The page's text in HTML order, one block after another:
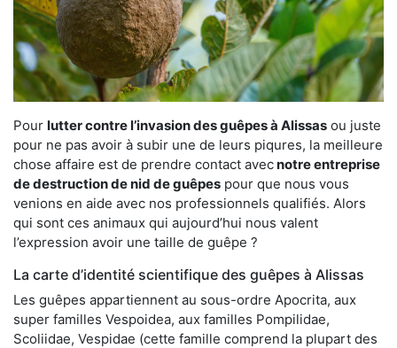
Pour lutter contre l’invasion des guêpes à Alissas ou juste
pour ne pas avoir à subir une de leurs piqures, la meilleure
chose affaire est de prendre contact avecnotre entreprise
de destruction de nid de guêpes pour que nous vous
venions en aide avec nos professionnels qualifiés. Alors
qui sont ces animaux qui aujourd’hui nous valent
l’expression avoir une taille de guêpe ?
La carte d’identité scientifique des guêpes à Alissas
Les guêpes appartiennent au sous-ordre Apocrita, aux
super familles Vespoidea, aux familles Pompilidae,
Scoliidae, Vespidae (cette famille comprend la plupart des